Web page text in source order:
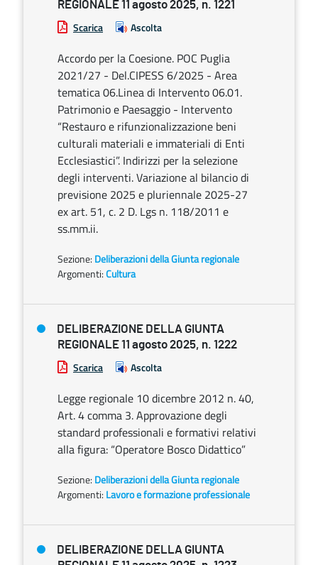
REGIONALE 11 agosto 2025, n. 1221
Scarica Ascolta
Accordo per la Coesione. POC Puglia
2021/27 - Del.CIPESS 6/2025 - Area
tematica 06.Linea di Intervento 06.01.
Patrimonio e Paesaggio - Intervento
“Restauro e rifunzionalizzazione beni
culturali materiali e immateriali di Enti
Ecclesiastici”. Indirizzi per la selezione
degli interventi. Variazione al bilancio di
previsione 2025 e pluriennale 2025-27
ex art. 51, c. 2 D. Lgs n. 118/2011 e
ss.mm.ii.
Sezione: Deliberazioni della Giunta regionale
Argomenti:Cultura
DELIBERAZIONE DELLA GIUNTA
REGIONALE 11 agosto 2025, n. 1222
Scarica Ascolta
Legge regionale 10 dicembre 2012 n. 40,
Art. 4 comma 3. Approvazione degli
standard professionali e formativi relativi
alla figura: “Operatore Bosco Didattico”
Sezione: Deliberazioni della Giunta regionale
Argomenti: Lavoro e formazione professionale
DELIBERAZIONE DELLA GIUNTA